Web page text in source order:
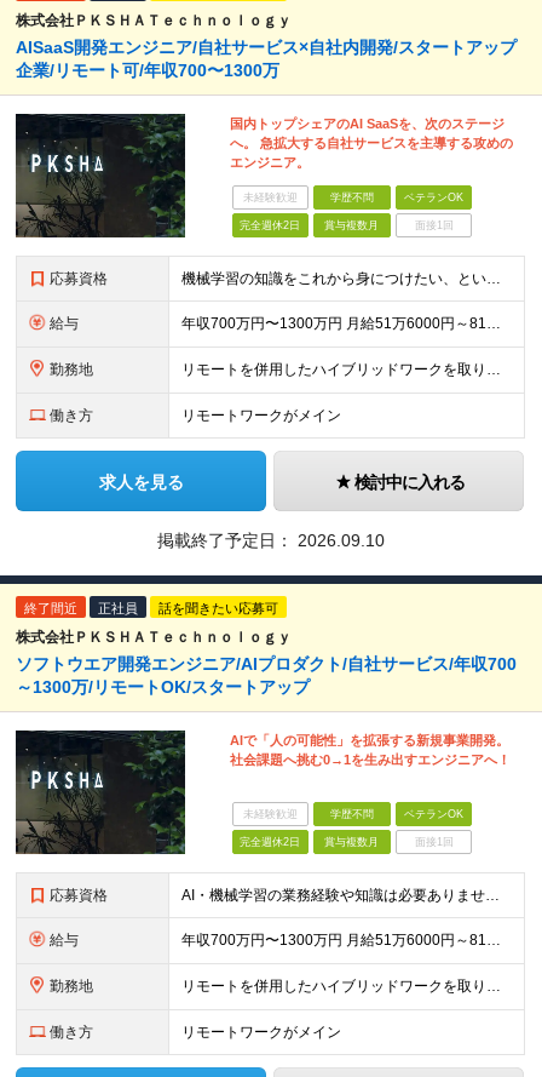
株式会社ＰＫＳＨＡＴｅｃｈｎｏｌｏｇｙ
AISaaS開発エンジニア/自社サービス×自社内開発/スタートアップ
企業/リモート可/年収700〜1300万
国内トップシェアのAI SaaSを、次のステージ
へ。 急拡大する自社サービスを主導する攻めの
エンジニア。
未経験歓迎 学歴不問 ベテランOK
完全週休2日 賞与複数月 面接1回
応募資格 機械学習の知識をこれから身につけたい、という方も歓迎！ ★Webアプリケーションの開発運用経験3年以上 ★MySQL または PostgresSQL の設計、開発、運用経験 ★Git + GitHu
給与 年収700万円〜1300万円 月給51万6000円～81万0000円 ※経験・能力・前給を考慮の上、当社規定により決定します。 ※試用期間3ヵ月あり。期間中の給与・待遇の差異はありません。 ※裁量
勤務地 リモートを併用したハイブリッドワークを取り入れています。 東京都文京区本郷 1-28-10 本郷TKビル (変更の範囲)上記を除く当社関連勤務地
働き方 リモートワークがメイン
求人を見る 検討中に入れる
掲載終了予定日： 2026.09.10
終了間近 正社員 話を聞きたい応募可
株式会社ＰＫＳＨＡＴｅｃｈｎｏｌｏｇｙ
ソフトウエア開発エンジニア/AIプロダクト/自社サービス/年収700
～1300万/リモートOK/スタートアップ
AIで「人の可能性」を拡張する新規事業開発。
社会課題へ挑む0→1を生み出すエンジニアへ！
未経験歓迎 学歴不問 ベテランOK
完全週休2日 賞与複数月 面接1回
応募資格 AI・機械学習の業務経験や知識は必要ありません！新しい領域に興味をもってキャッチアップしていける方は大歓迎です。 ★Webアプリケーション開発経験2年以上(言語は不問です！) ★プロダクトの運用経験
給与 年収700万円〜1300万円 月給51万6000円～81万0000円 ※経験・能力・前給を考慮の上、当社規定により決定します。 ※試用期間3ヵ月あり。期間中の給与・待遇の差異はありません。 ※裁量
勤務地 リモートを併用したハイブリッドワークを取り入れています。 東京都文京区本郷 1-28-10 本郷TKビル (変更の範囲)上記を除く当社関連勤務地
働き方 リモートワークがメイン